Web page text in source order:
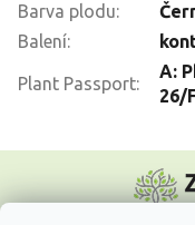
Barva plodu:
Balení:
Plant Passport:
A:
26/
p